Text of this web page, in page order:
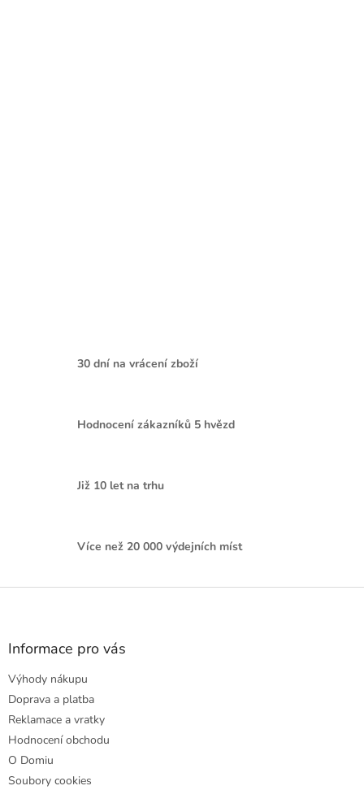
30 dní na vrácení zboží
Hodnocení zákazníků 5 hvězd
Již 10 let na trhu
Více než 20 000 výdejních míst
Z
Informace pro vás
Výhody nákupu
Doprava a platba
Reklamace a vratky
Hodnocení obchodu
O Domiu
Soubory cookies